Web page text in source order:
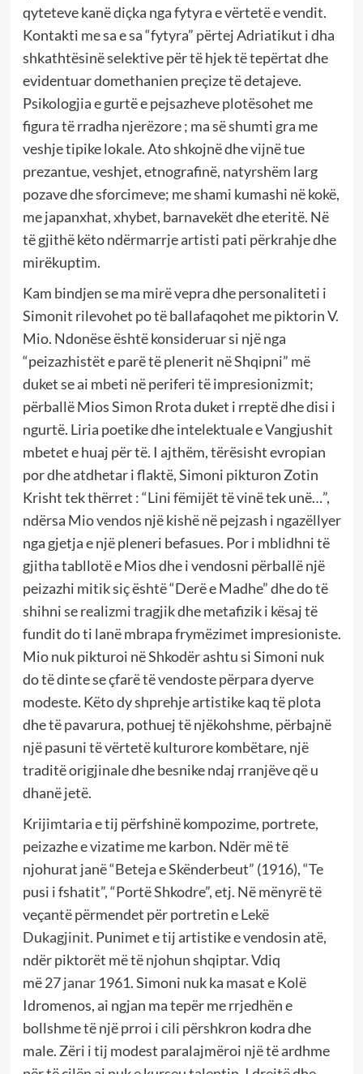
qyteteve kanë diçka nga fytyra e vërtetë e vendit.
Kontakti me sa e sa “fytyra” përtej Adriatikut i dha
shkathtësinë selektive për të hjek të tepërtat dhe
evidentuar domethanien preçize të detajeve.
Psikologjia e gurtë e pejsazheve plotësohet me
figura të rradha njerëzore ; ma së shumti gra me
veshje tipike lokale. Ato shkojnë dhe vijnë tue
prezantue, veshjet, etnografinë, natyrshëm larg
pozave dhe sforcimeve; me shami kumashi në kokë,
me japanxhat, xhybet, barnavekët dhe eteritë. Në
të gjithë këto ndërmarrje artisti pati përkrahje dhe
mirëkuptim.
Kam bindjen se ma mirë vepra dhe personaliteti i
Simonit rilevohet po të ballafaqohet me piktorin V.
Mio. Ndonëse është konsideruar si një nga
“peizazhistët e parë të plenerit në Shqipni” më
duket se ai mbeti në periferi të impresionizmit;
përballë Mios Simon Rrota duket i rreptë dhe disi i
ngurtë. Liria poetike dhe intelektuale e Vangjushit
mbetet e huaj për të. I ajthëm, tërësisht evropian
por dhe atdhetar i flaktë, Simoni pikturon Zotin
Krisht tek thërret : “Lini fëmijët të vinë tek unë…”,
ndërsa Mio vendos një kishë në pejzash i ngazëllyer
nga gjetja e një pleneri befasues. Por i mblidhni të
gjitha tabllotë e Mios dhe i vendosni përballë një
peizazhi mitik siç është “Derë e Madhe” dhe do të
shihni se realizmi tragjik dhe metafizik i kësaj të
fundit do ti lanë mbrapa frymëzimet impresioniste.
Mio nuk pikturoi në Shkodër ashtu si Simoni nuk
do të dinte se çfarë të vendoste përpara dyerve
modeste. Këto dy shprehje artistike kaq të plota
dhe të pavarura, pothuej të njëkohshme, përbajnë
një pasuni të vërtetë kulturore kombëtare, një
traditë origjinale dhe besnike ndaj rranjëve që u
dhanë jetë.
Krijimtaria e tij përfshinë kompozime, portrete,
peizazhe e vizatime me karbon. Ndër më të
njohurat janë “Beteja e Skënderbeut” (1916), “Te
pusi i fshatit”, “Portë Shkodre”, etj. Në mënyrë të
veçantë përmendet për portretin eLekë
Dukagjinit. Punimet e tij artistike e vendosin atë,
ndër piktorët më të njohun shqiptar. Vdiq
më27 janar 1961. Simoni nuk ka masat e Kolë
Idromenos, ai ngjan ma tepër me rrjedhën e
bollshme të një prroi i cili përshkron kodra dhe
male. Zëri i tij modest paralajmëroi një të ardhme